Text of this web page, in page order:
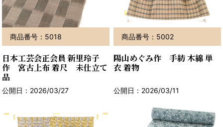
商品番号：5018
日本工芸会正会員 新里玲子
作 宮古上布 着尺 未仕立て
品
公開日：2026/03/27
商品番号：5002
陽山めぐみ作 手紡 木綿 単
衣 着物
公開日：2026/03/11